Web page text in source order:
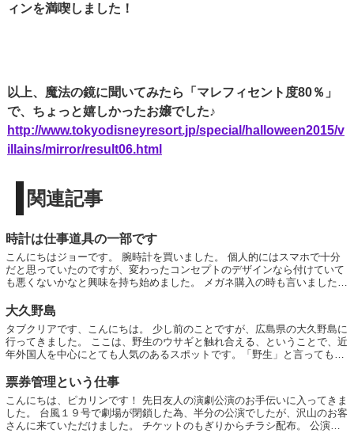
ィンを満喫しました！
以上、魔法の鏡に聞いてみたら「マレフィセント度80％」
で、ちょっと嬉しかったお嬢でした♪
http://www.tokyodisneyresort.jp/special/halloween2015/v
illains/mirror/result06.html
関連記事
時計は仕事道具の一部です
こんにちはジョーです。 腕時計を買いました。 個人的にはスマホで十分
だと思っていたのですが、変わったコンセプトのデザインなら付けていて
も悪くないかなと興味を持ち始めました。 メガネ購入の時も言いましたが
大久野島
タブクリアです、こんにちは。 少し前のことですが、広島県の大久野島に
行ってきました。 ここは、野生のウサギと触れ合える、ということで、近
年外国人を中心にとても人気のあるスポットです。「野生」と言っても、
票券管理という仕事
こんにちは、ピカリンです！ 先日友人の演劇公演のお手伝いに入ってきま
した。 台風１９号で劇場が閉鎖した為、半分の公演でしたが、沢山のお客
さんに来ていただけました。 チケットのもぎりからチラシ配布。 公演パ